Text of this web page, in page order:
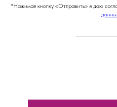
*Нажимая кнопку «Отправить» я даю